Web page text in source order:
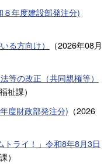
年度建設部発注分)
る方向け）
（2026年08月
等の改正（共同親権等）
祉課）
度財政部発注分) （2026
トライ！」令和8年8月3日
）